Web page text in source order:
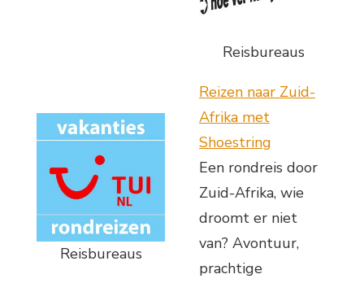
Reisbureaus
Reisbureaus
Reizen naar Zuid-
Afrika met
Shoestring
Een rondreis door
Zuid-Afrika, wie
droomt er niet
van? Avontuur,
prachtige